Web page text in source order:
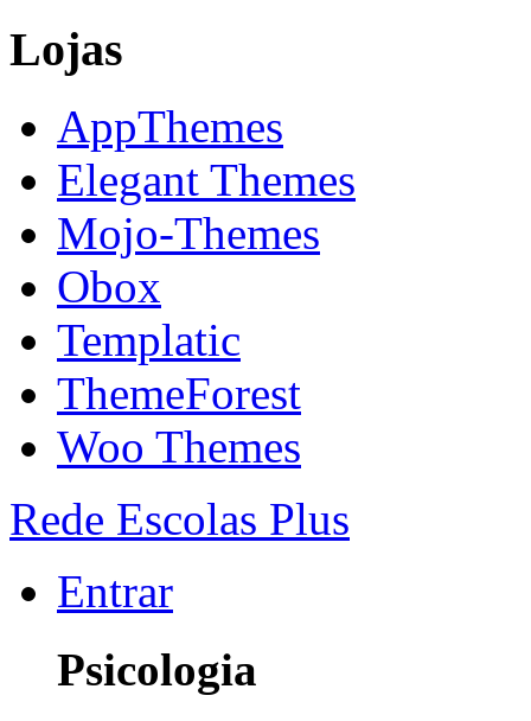
Lojas
AppThemes
Elegant Themes
Mojo-Themes
Obox
Templatic
ThemeForest
Woo Themes
Rede Escolas Plus
Entrar
Psicologia